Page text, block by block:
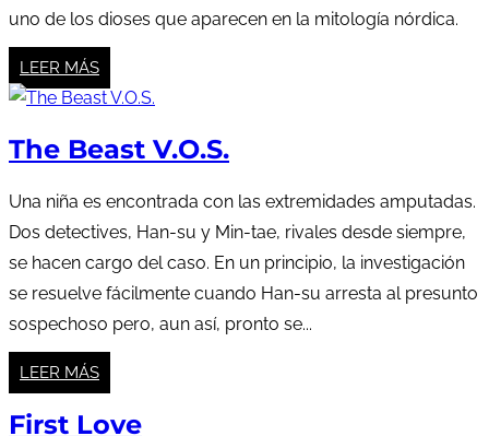
uno de los dioses que aparecen en la mitología nórdica.
LEER MÁS
The Beast V.O.S.
Una niña es encontrada con las extremidades amputadas.
Dos detectives, Han-su y Min-tae, rivales desde siempre,
se hacen cargo del caso. En un principio, la investigación
se resuelve fácilmente cuando Han-su arresta al presunto
sospechoso pero, aun así, pronto se...
LEER MÁS
First Love